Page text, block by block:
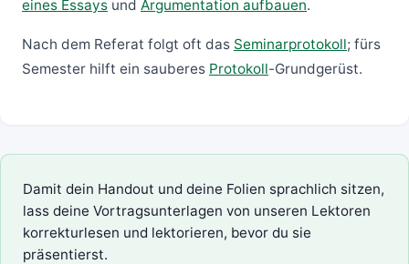
eines Essays und Argumentation aufbauen.
Nach dem Referat folgt oft das Seminarprotokoll; fürs
Semester hilft ein sauberes Protokoll-Grundgerüst.
Damit dein Handout und deine Folien sprachlich sitzen,
lass deine Vortragsunterlagen von unseren Lektoren
korrekturlesen und lektorieren, bevor du sie
präsentierst.